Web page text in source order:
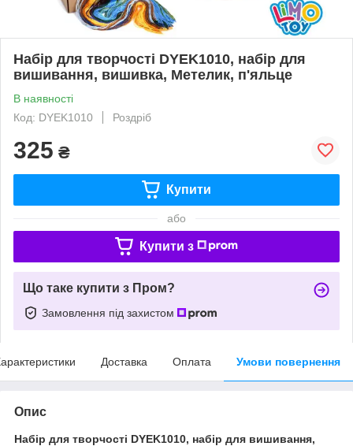
Набір для творчості DYEK1010, набір для
вишивання, вишивка, Метелик, п'яльце
В наявності
Код: DYEK1010
Роздріб
325 ₴
Купити
або
Купити з
Що таке купити з Пром?
Замовлення під захистом
Доставка Оплата Умови повернення
Опис
Набір для творчості DYEK1010, набір для вишивання,